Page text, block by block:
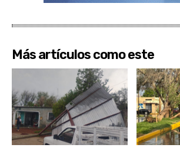
Más artículos como este